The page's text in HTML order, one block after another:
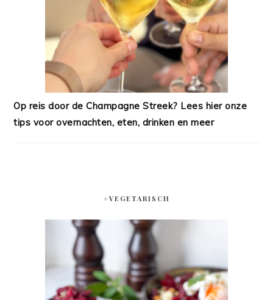
Op reis door de Champagne Streek? Lees hier onze
tips voor overnachten, eten, drinken en meer
#VEGETARISCH